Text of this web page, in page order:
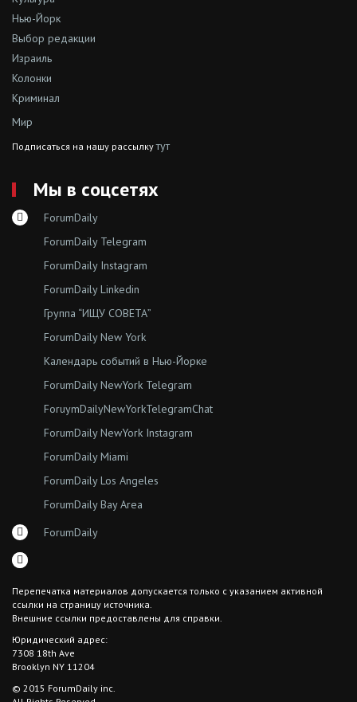
Нью-Йорк
Выбор редакции
Израиль
Колонки
Криминал
Мир
Подписаться на нашу рассылкутут
Мы в соцсетях
ForumDaily
ForumDaily Telegram
ForumDaily Instagram
ForumDaily Linkedin
Группа “ИЩУ СОВЕТА”
ForumDaily New York
Календарь событий в Нью-Йорке
ForumDaily NewYork Telegram
ForuymDailyNewYorkTelegramChat
ForumDaily NewYork Instagram
ForumDaily Miami
ForumDaily Los Angeles
ForumDaily Bay Area
ForumDaily
Перепечатка материалов допускается только с указанием активной
ссылки на страницу источника.
Внешние ссылки предоставлены для справки.
Юридический адрес:
7308 18th Ave
Brooklyn NY 11204
© 2015 ForumDaily inc.